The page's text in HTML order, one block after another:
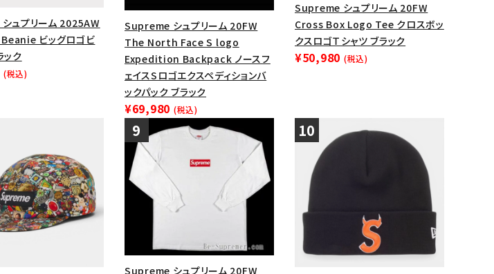
ュプリーム 2025AW
ビッグロゴビ
ック
(税込)
Supreme シュプリーム 20FW
The North Face S logo
Expedition Backpack ノースフ
ェイスSロゴエクスペディションバ
ックパック ブラック
¥69,980 (税込)
Supreme シュプリーム 20FW
Cross Box Logo Tee クロスボッ
クスロゴＴシャツ ブラック
¥50,980 (税込)
Supreme シュプリーム 20FW